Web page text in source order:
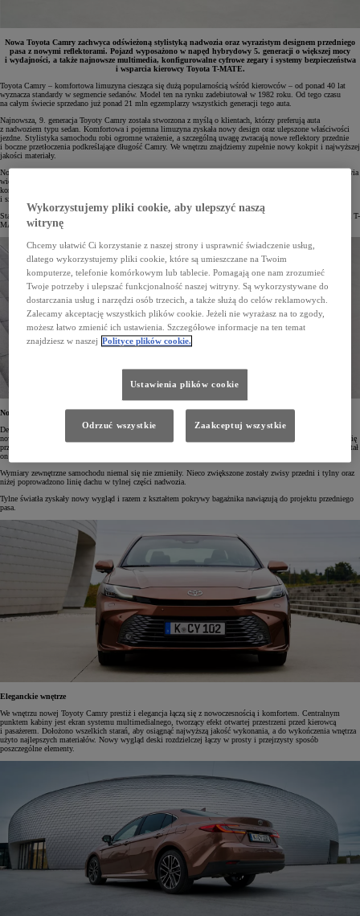
Nowa Toyota Camry zachwyca odświeżoną stylistyką nadwozia oraz wyrazistym designem przedniego
pasa z nowymi reflektorami. Pojazd wyposażono w napęd hybrydowy 5. generacji o większej mocy
i wydajności, a także najnowsze multimedia, konfigurowalne cyfrowe zegary i systemy bezpieczeństwa
i wsparcia kierowcy Toyota T-MATE.
Toyota Camry – komfortowa limuzyna ciesząca się dużą popularnością wśród kierowców – od ponad 40 lat
wyznacza standardy w segmencie sedanów. Model ten na rynku zadebiutował w 1982 roku. Od tego czasu
na całym świecie sprzedano już ponad 21 mln egzemplarzy wszystkich generacji tego auta.
Najnowsza, 9. generacja Toyoty Camry została stworzona z myślą o klientach, którzy preferują auta
z nadwoziem typu sedan. Komfortowa i pojemna limuzyna zyskała nowy design oraz ulepszone właściwości
jezdne. Stylistyka samochodu robi ogromne wrażenie, a szczególną uwagę zwracają nowe reflektory przednie
i boczne przetłoczenia podkreślające długość Camry. We wnętrzu znajdziemy zupełnie nowy kokpit i najwyższej
jakości materiały.
Nową Toyotę Camry wyposażono w napęd hybrydowy 5. generacji. Jest on mocniejszy, wydajniejszy i sprawia
większą przyjemność w trakcie jazdy. Auto zyskało również nowy system multimedialny, a także
konfigurowalne cyfrowe zegary, dzięki czemu obsługa najważniejszych funkcji stała się bardziej intuicyjna
i szybsza.
Standardem w nowej Toyocie Camry są także najnowsze systemy bezpieczeństwa i wsparcia kierowcy Toyota T-
MATE.
Nowoczesny design
Design nowej Toyoty Camry został opracowany w kalifornijskim studiu CALTY. Projektanci nadali autu
nowoczesny wygląd, zachowując jednocześnie jego elegancki i wyrafinowany charakter. Najbardziej zmienił się
przód auta, który nawiązuje do nowego języka stylistycznego marki znanego z Toyoty C-HR czy Priusa. Został
on niżej osadzony, a jego szerokość potęgują nowe, smukłe reflektory o zakrzywionym kształcie.
Wymiary zewnętrzne samochodu niemal się nie zmieniły. Nieco zwiększone zostały zwisy przedni i tylny oraz
niżej poprowadzono linię dachu w tylnej części nadwozia.
Tylne światła zyskały nowy wygląd i razem z kształtem pokrywy bagażnika nawiązują do projektu przedniego
pasa.
Eleganckie wnętrze
We wnętrzu nowej Toyoty Camry prestiż i elegancja łączą się z nowoczesnością i komfortem. Centralnym
punktem kabiny jest ekran systemu multimedialnego, tworzący efekt otwartej przestrzeni przed kierowcą
i pasażerem. Dołożono wszelkich starań, aby osiągnąć najwyższą jakość wykonania, a do wykończenia wnętrza
użyto najlepszych materiałów. Nowy wygląd deski rozdzielczej łączy w prosty i przejrzysty sposób
poszczególne elementy.
Wykorzystujemy pliki cookie, aby ulepszyć naszą
witrynę
Chcemy ułatwić Ci korzystanie z naszej strony i usprawnić świadczenie usług,
dlatego wykorzystujemy pliki cookie, które są umieszczane na Twoim
komputerze, telefonie komórkowym lub tablecie. Pomagają one nam zrozumieć
Twoje potrzeby i ulepszać funkcjonalność naszej witryny. Są wykorzystywane do
dostarczania usług i narzędzi osób trzecich, a także służą do celów reklamowych.
Zalecamy akceptację wszystkich plików cookie. Jeżeli nie wyrażasz na to zgody,
możesz łatwo zmienić ich ustawienia. Szczegółowe informacje na ten temat
znajdziesz w naszej Polityce plików cookie.
Ustawienia plików cookie
Odrzuć wszystkie Zaakceptuj wszystkie